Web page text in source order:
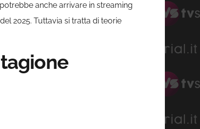
anche arrivare in streaming
2025. Tuttavia si tratta di teorie